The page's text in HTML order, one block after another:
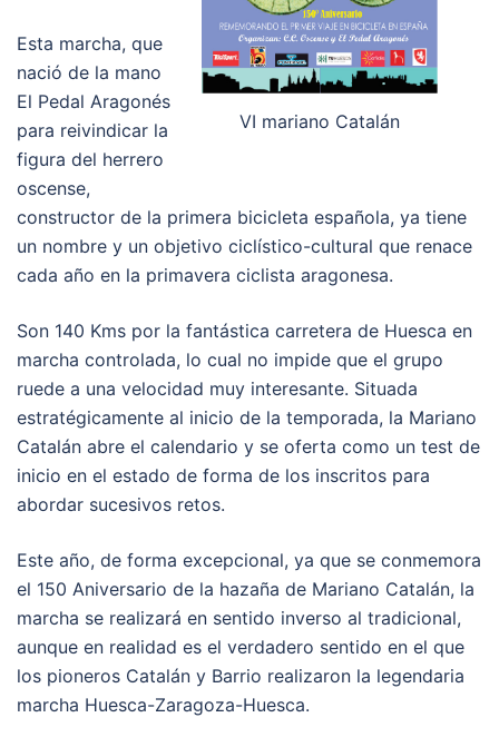
VI mariano Catalán
Esta marcha, que
nació de la mano
El Pedal Aragonés
para reivindicar la
figura del herrero
oscense,
constructor de la primera bicicleta española, ya tiene
un nombre y un objetivo ciclístico-cultural que renace
cada año en la primavera ciclista aragonesa.
Son 140 Kms por la fantástica carretera de Huesca en
marcha controlada, lo cual no impide que el grupo
ruede a una velocidad muy interesante. Situada
estratégicamente al inicio de la temporada, la Mariano
Catalán abre el calendario y se oferta como un test de
inicio en el estado de forma de los inscritos para
abordar sucesivos retos.
Este año, de forma excepcional, ya que se conmemora
el 150 Aniversario de la hazaña de Mariano Catalán, la
marcha se realizará en sentido inverso al tradicional,
aunque en realidad es el verdadero sentido en el que
los pioneros Catalán y Barrio realizaron la legendaria
marcha Huesca-Zaragoza-Huesca.